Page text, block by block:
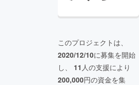
このプロジェクトは、
2020/12/10に募集を開始
し、 11 人の支援により
200,000円の資金を集